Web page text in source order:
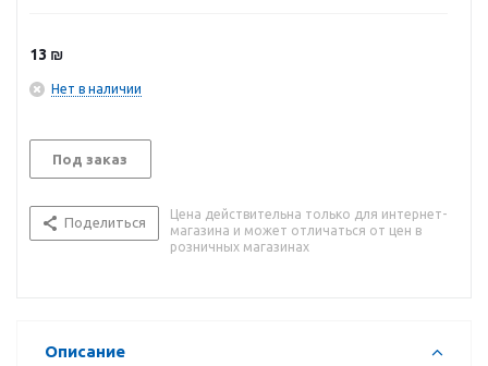
13 ₪
Нет в наличии
Под заказ
Поделиться
Цена действительна только для интернет-
магазина и может отличаться от цен в
розничных магазинах
Описание